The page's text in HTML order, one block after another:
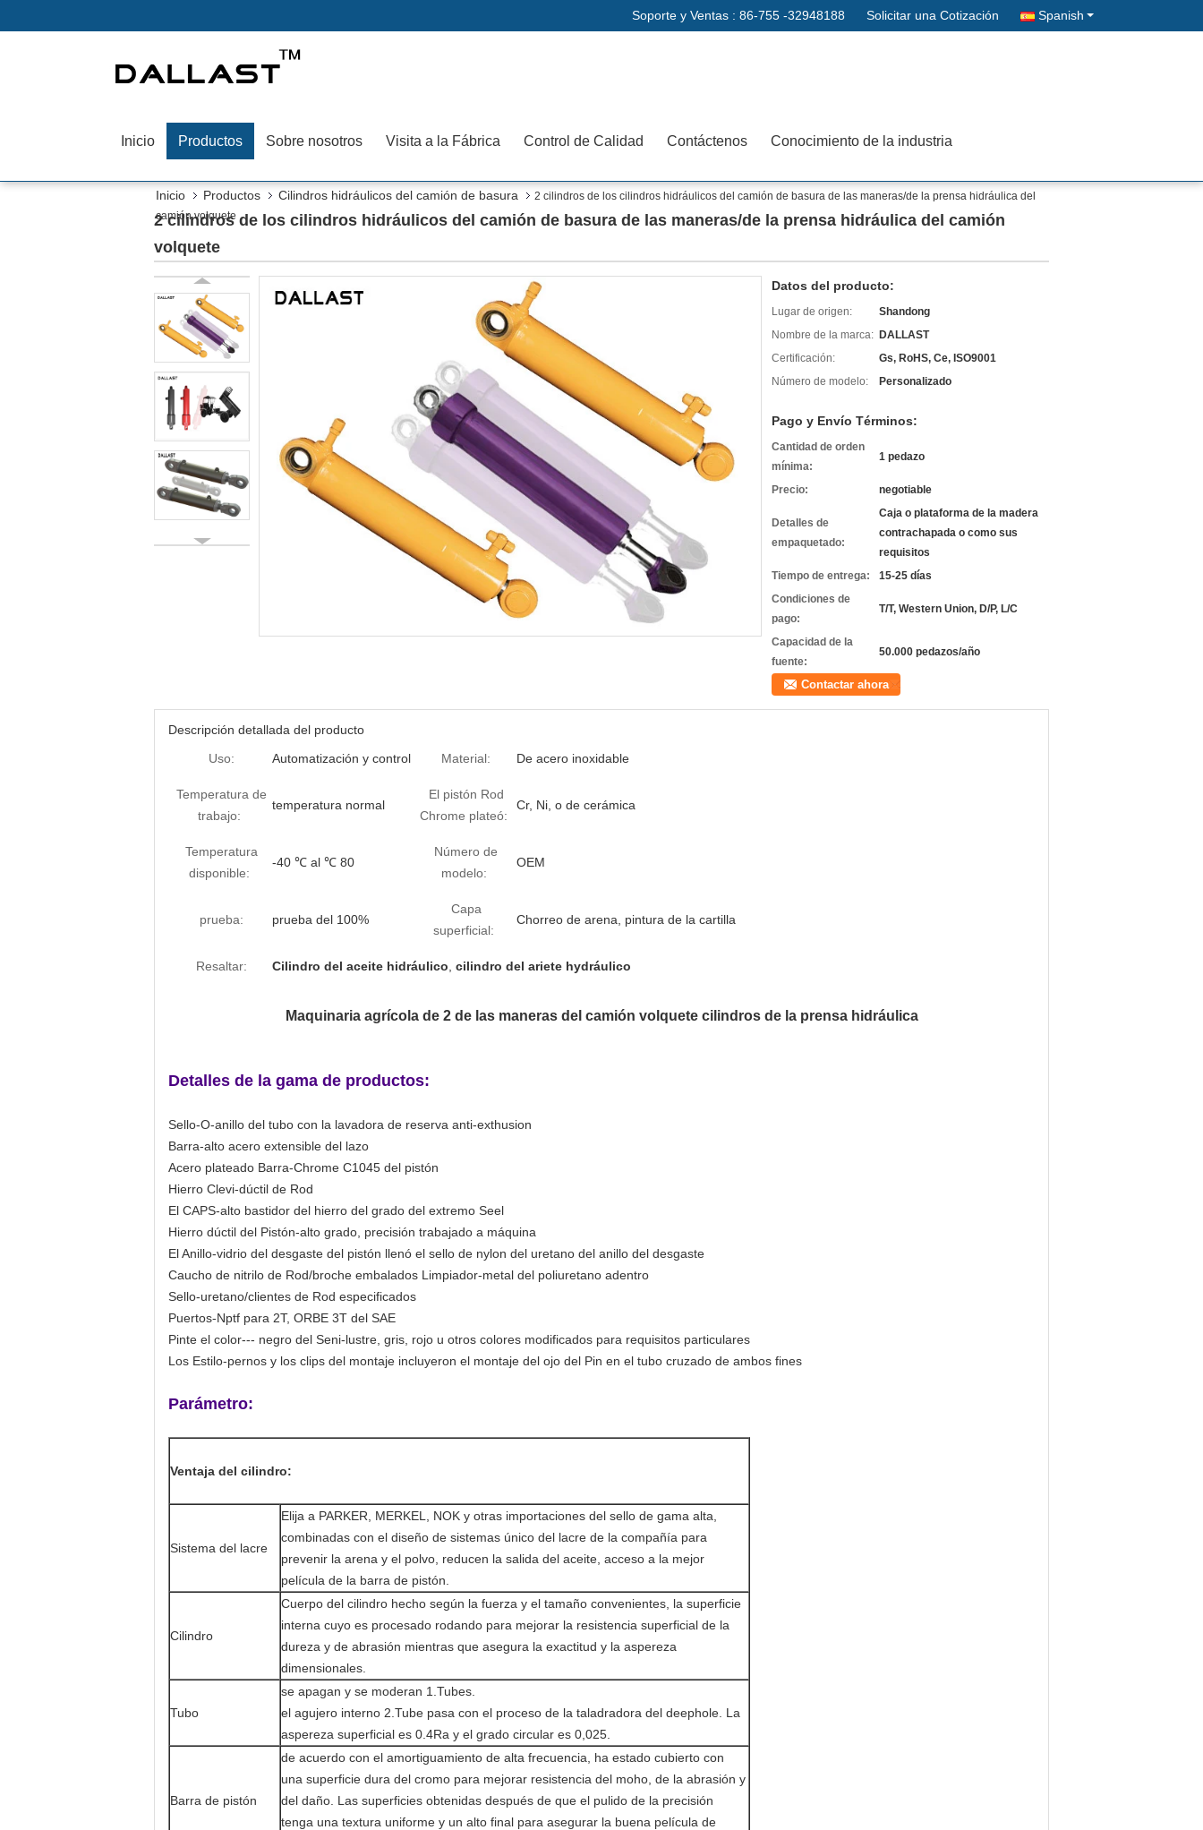
Soporte y Ventas : 86-755 -32948188 Solicitar una Cotización Spanish
Inicio Productos Sobre nosotros Visita a la Fábrica Control de Calidad Contáctenos Conocimiento de la industria
Inicio Productos Cilindros hidráulicos del camión de basura
2 cilindros de los cilindros hidráulicos del camión de basura de las maneras/de la prensa hidráulica del
camión volquete
2 cilindros de los cilindros hidráulicos del camión de basura de las maneras/de la prensa hidráulica del camión
volquete
Datos del producto:
Lugar de origen:
Shandong
Nombre de la marca: DALLAST
Certificación:
Gs, RoHS, Ce, ISO9001
Número de modelo:
Personalizado
Pago y Envío Términos:
Cantidad de orden
mínima:
1 pedazo
Precio: negotiable
Detalles de
empaquetado:
Caja o plataforma de la madera
contrachapada o como sus
requisitos
Tiempo de entrega:
15-25 días
Condiciones de
pago:
T/T, Western Union, D/P, L/C
Capacidad de la
fuente:
50.000 pedazos/año
Contactar ahora
Descripción detallada del producto
Uso:
Automatización y control Material: De acero inoxidable
Temperatura de
trabajo:
temperatura normal
El pistón Rod
Chrome plateó:
Cr, Ni, o de cerámica
Temperatura
disponible:
-40 ℃ al ℃ 80
Número de
modelo:
OEM
prueba: prueba del 100%
Capa
superficial:
Chorreo de arena, pintura de la cartilla
Resaltar: Cilindro del aceite hidráulico cilindro del ariete hydráulico
Maquinaria agrícola de 2 de las maneras del camión volquete cilindros de la prensa hidráulica
Detalles de la gama de productos:
Sello-O-anillo del tubo con la lavadora de reserva anti-exthusion
Barra-alto acero extensible del lazo
Acero plateado Barra-Chrome C1045 del pistón
Hierro Clevi-dúctil de Rod
El CAPS-alto bastidor del hierro del grado del extremo Seel
Hierro dúctil del Pistón-alto grado, precisión trabajado a máquina
El Anillo-vidrio del desgaste del pistón llenó el sello de nylon del uretano del anillo del desgaste
Caucho de nitrilo de Rod/broche embalados Limpiador-metal del poliuretano adentro
Sello-uretano/clientes de Rod especificados
Puertos-Nptf para 2T, ORBE 3T del SAE
Pinte el color--- negro del Seni-lustre, gris, rojo u otros colores modificados para requisitos particulares
Los Estilo-pernos y los clips del montaje incluyeron el montaje del ojo del Pin en el tubo cruzado de ambos fines
Parámetro:
Ventaja del cilindro:
Sistema del lacre
Elija a PARKER, MERKEL, NOK y otras importaciones del sello de gama alta,
combinadas con el diseño de sistemas único del lacre de la compañía para
prevenir la arena y el polvo, reducen la salida del aceite, acceso a la mejor
película de la barra de pistón.
Cilindro
Cuerpo del cilindro hecho según la fuerza y el tamaño convenientes, la superficie
interna cuyo es procesado rodando para mejorar la resistencia superficial de la
dureza y de abrasión mientras que asegura la exactitud y la aspereza
dimensionales.
Tubo
se apagan y se moderan 1.Tubes.
el agujero interno 2.Tube pasa con el proceso de la taladradora del deephole. La
aspereza superficial es 0.4Ra y el grado circular es 0,025.
Barra de pistón
de acuerdo con el amortiguamiento de alta frecuencia, ha estado cubierto con
una superficie dura del cromo para mejorar resistencia del moho, de la abrasión y
del daño. Las superficies obtenidas después de que el pulido de la precisión
tenga una textura uniforme y un alto final para asegurar la buena película de